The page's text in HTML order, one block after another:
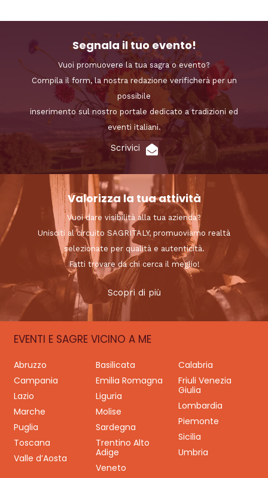
Segnala il tuo evento!
Vuoi promuovere la tua sagra o evento?
Compila il form, la nostra redazione verificherà per un
possibile
inserimento sul nostro portale dedicato a tradizioni ed
eventi italiani.
Scrivici
Valorizza la tua attività
Vuoi dare visibilità alla tua azienda?
Unisciti al circuito SAGRITALY, promuoviamo realtà
selezionate per qualità e autenticità.
Fatti trovare da chi cerca il meglio!
Scopri di più
EVENTI E SAGRE VICINO A ME
Abruzzo Basilicata
Calabria
Campania
Emilia Romagna
Friuli Venezia
Giulia
Lazio
Liguria
Lombardia
Marche
Molise
Piemonte
Puglia
Sardegna
Sicilia
Toscana
Trentino Alto
Adige
Umbria
Valle d’Aosta
Veneto